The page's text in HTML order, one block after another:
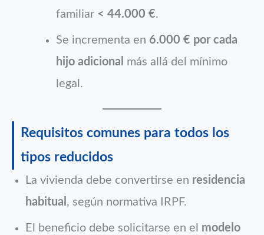
familiar < 44.000 €.
Se incrementa en 6.000 € por cada
hijo adicional más allá del mínimo
legal.
Requisitos comunes para todos los
tipos reducidos
La vivienda debe convertirse en residencia
habitual , según normativa IRPF.
El beneficio debe solicitarse en el modelo